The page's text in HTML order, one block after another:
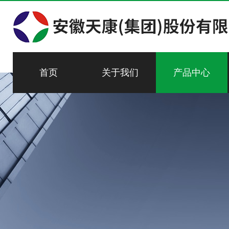
首页 关于我们 产品中心